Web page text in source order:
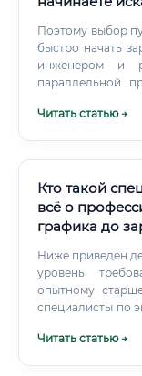
Поэтому выбор
быстро начать
инженером и
параллельной
Читать статью →
Кто такой
всё о
графика до
Ниже приведен
уровень
опытному старшему
специалисты по
системой
Читать статью →